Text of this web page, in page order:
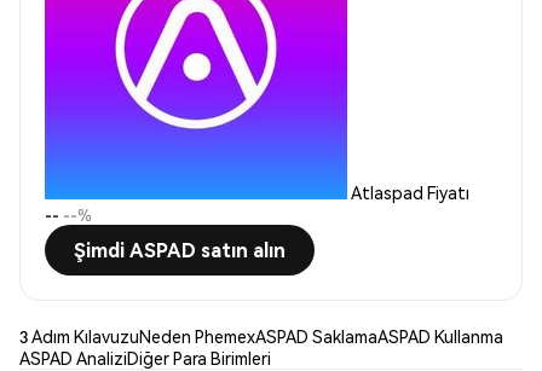
Atlaspad Fiyatı
-- --%
Şimdi ASPAD satın alın
3 Adım KılavuzuNeden PhemexASPAD SaklamaASPAD Kullanma
ASPAD AnaliziDiğer Para Birimleri